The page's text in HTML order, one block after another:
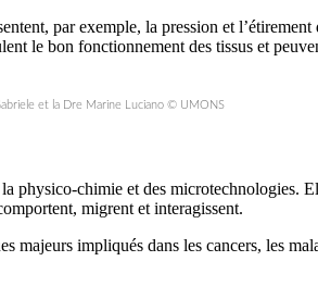
par exemple, la pression et
le bon fonctionnement des tissus et
et la Dre Marine Luciano © UMONS
physico-chimie et des microtechnologies.
migrent et interagissent.
majeurs impliqués dans les cancers, les